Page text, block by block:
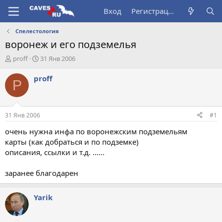
Вход Регистрация
Спелестология
воронеж и его подземелья
А
т
о
т
е
м
ы
proff
Д
т
а
л
31 Янв 2006
P proff
31 Янв 2006 #1
очень нужна инфа по воронежским подземельям
карты (как добраться и по подземке)
описания, ссылки и т.д. ......
заранее благодарен
Yarik